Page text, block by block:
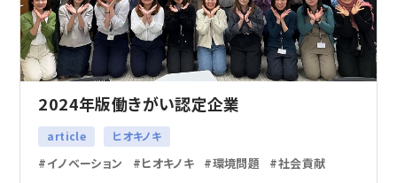
2024年版働きがい認定企業
article ヒオキノキ
イノベーション ヒオキノキ 環境問題 社会貢献